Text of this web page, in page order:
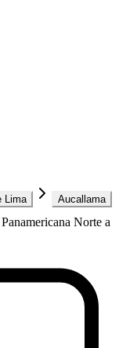
Lima Aucallama
Norte a